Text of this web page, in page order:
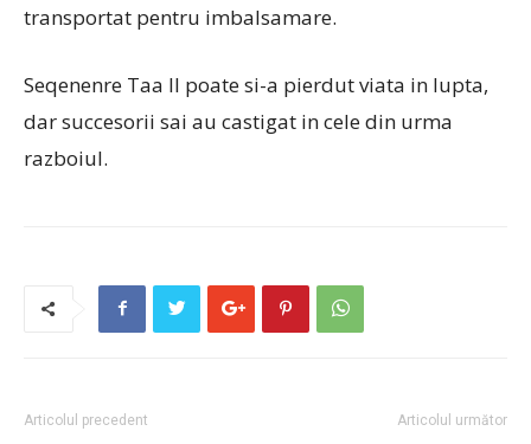
transportat pentru imbalsamare.
Seqenenre Taa II poate si-a pierdut viata in lupta,
dar succesorii sai au castigat in cele din urma
razboiul.
Articolul precedent Articolul următor